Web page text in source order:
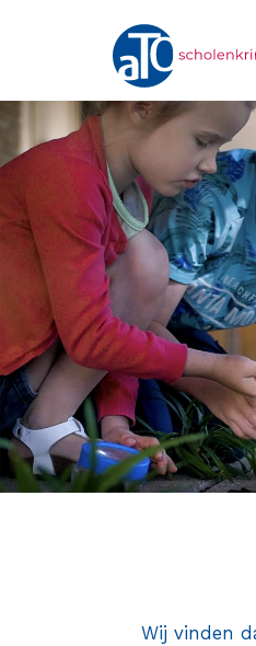
Homepage
ATO-scholenkring
Ons onderwijs
Onze scholen
Werken bij
Documenten •
Contact
Wij vinden